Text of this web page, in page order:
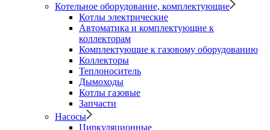
Котельное оборудование, комплектующие
Котлы электрические
Автоматика и комплектующие к
коллекторам
Комплектующие к газовому оборудованию
Коллекторы
Теплоноситель
Дымоходы
Котлы газовые
Запчасти
Насосы
Циркуляционные